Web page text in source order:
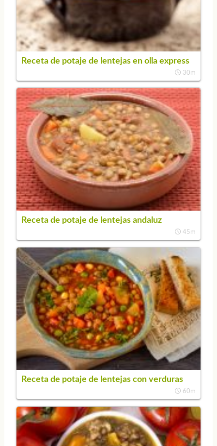
Receta de potaje de lentejas en olla express
30m
Receta de potaje de lentejas andaluz
45m
Receta de potaje de lentejas con verduras
60m